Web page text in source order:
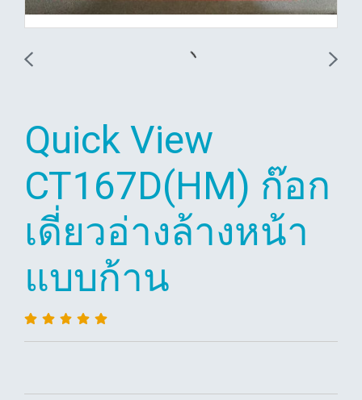
Quick View
CT167D(HM) ก๊อก
เดี่ยวอ่างล้างหน้า
แบบก้าน